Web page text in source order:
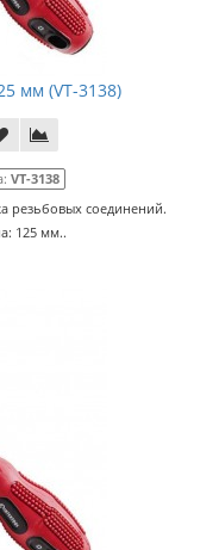
мм (VT-3138)
VT-3138
резьбовых соединений.
125 мм..